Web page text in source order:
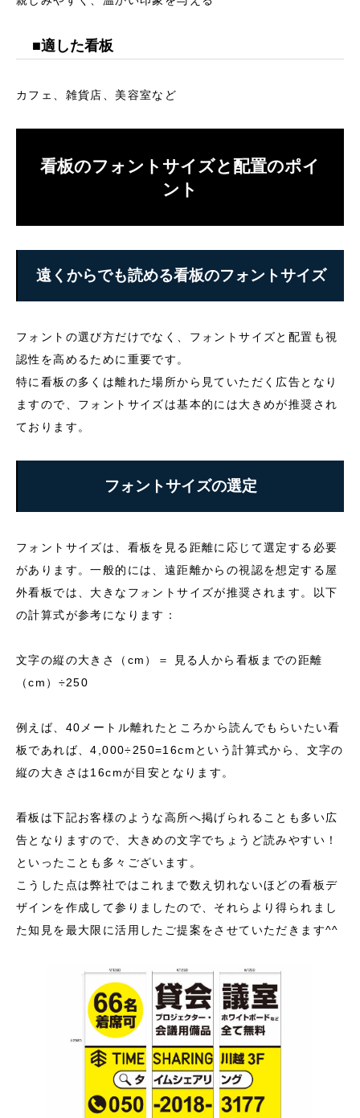
■適した看板
カフェ、雑貨店、美容室など
看板のフォントサイズと配置のポイ
ント
遠くからでも読める看板のフォントサイズ
フォントの選び方だけでなく、フォントサイズと配置も視
認性を高めるために重要です。
特に看板の多くは離れた場所から見ていただく広告となり
ますので、フォントサイズは基本的には大きめが推奨され
ております。
フォントサイズの選定
フォントサイズは、看板を見る距離に応じて選定する必要
があります。一般的には、遠距離からの視認を想定する屋
外看板では、大きなフォントサイズが推奨されます。以下
の計算式が参考になります：
文字の縦の大きさ（cm）＝ 見る人から看板までの距離
（cm）÷250
例えば、40メートル離れたところから読んでもらいたい看
板であれば、4,000÷250=16cmという計算式から、文字の
縦の大きさは16cmが目安となります。
看板は下記お客様のような高所へ掲げられることも多い広
告となりますので、大きめの文字でちょうど読みやすい！
といったことも多々ございます。
こうした点は弊社ではこれまで数え切れないほどの看板デ
ザインを作成して参りましたので、それらより得られまし
た知見を最大限に活用したご提案をさせていただきます^^